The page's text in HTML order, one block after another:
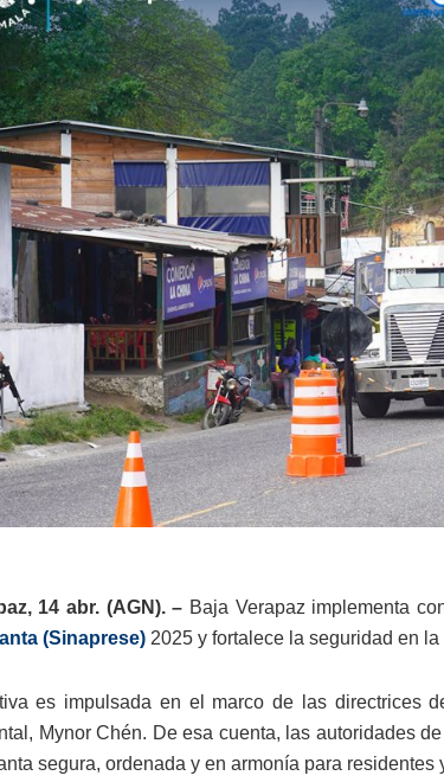
14 abr. (AGN). – Baja Verapaz implementa
(Sinaprese) 2025 y fortalece la seguridad en
es impulsada en el marco de las directrices
Mynor Chén. De esa cuenta, las autoridades
segura, ordenada y en armonía para residentes